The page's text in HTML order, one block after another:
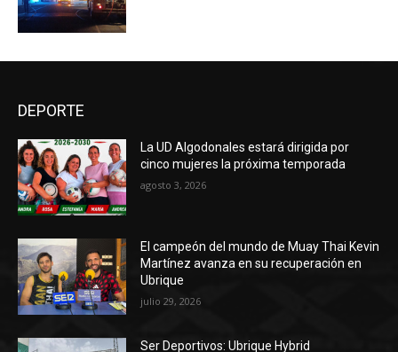
DEPORTE
La UD Algodonales estará dirigida por
cinco mujeres la próxima temporada
agosto 3, 2026
El campeón del mundo de Muay Thai Kevin
Martínez avanza en su recuperación en
Ubrique
julio 29, 2026
Ser Deportivos: Ubrique Hybrid